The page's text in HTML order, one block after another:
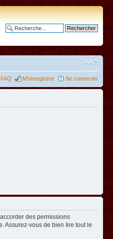
FAQ M’enregistrer Se connecter
des permissions
Assurez-vous de bien lire tout le